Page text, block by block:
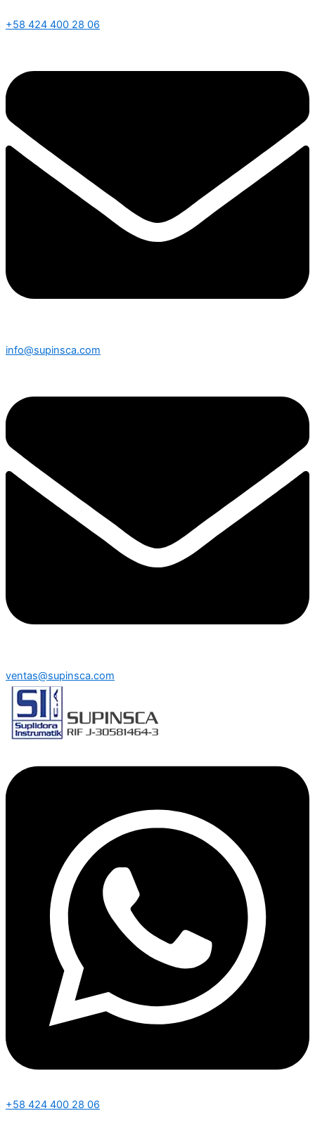
+58 424 400 28 06
info@supinsca.com
ventas@supinsca.com
+58 424 400 28 06